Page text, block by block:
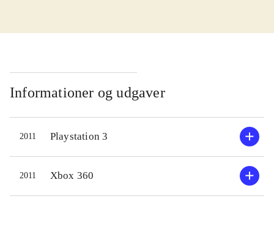
med Dead rising 2. Dog er 2'erens
fotografen Frank West som havde
hovedrollen i det første spil. Historie,
fjender og opgaver er magen til
2'eren, hvorfor "Off the record"
lugter grimt af spekulation. Lidt nyt
er der dog; En uforpligtende
"sandbox-mode" er kommet til hvor
Informationer og udgaver
2011 Playstation 3
2011 Xbox 360